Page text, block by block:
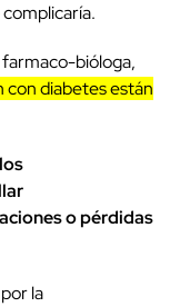
farmaco-bióloga,
con diabetes están
o pérdidas
la